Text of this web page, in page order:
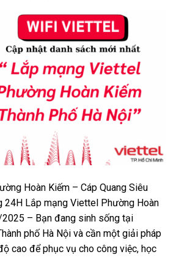
Hoàn Kiếm – Cáp Quang Siêu
24H Lắp mạng Viettel Phường Hoàn
– Bạn đang sinh sống tại
phố Hà Nội và cần một giải pháp
cao để phục vụ cho công việc, học